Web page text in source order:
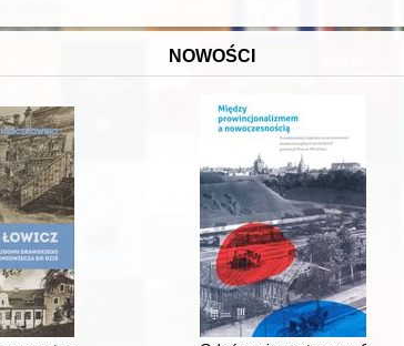
NOWOŚCI